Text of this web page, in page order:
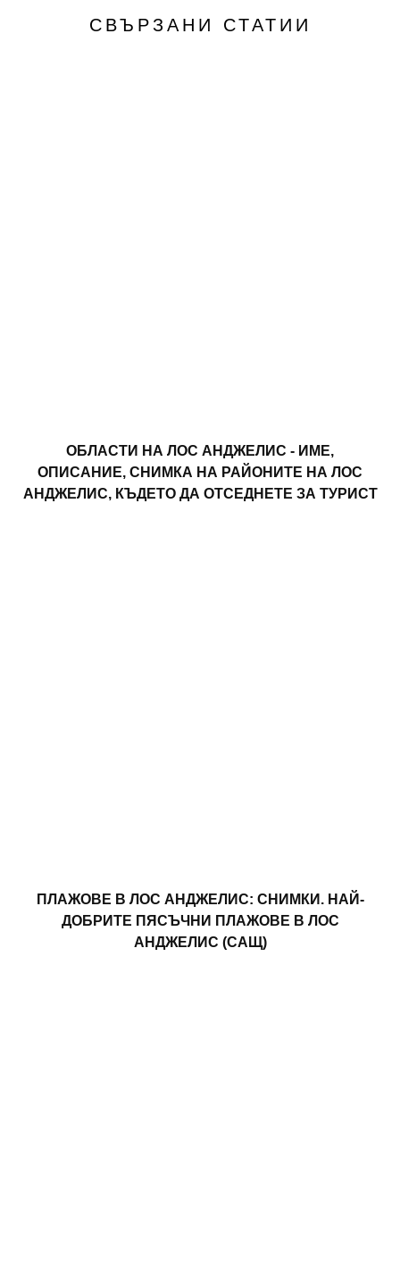
СВЪРЗАНИ СТАТИИ
ОБЛАСТИ НА ЛОС АНДЖЕЛИС - ИМЕ,
ОПИСАНИЕ, СНИМКА НА РАЙОНИТЕ НА ЛОС
АНДЖЕЛИС, КЪДЕТО ДА ОТСЕДНЕТЕ ЗА ТУРИСТ
ПЛАЖОВЕ В ЛОС АНДЖЕЛИС: СНИМКИ. НАЙ-
ДОБРИТЕ ПЯСЪЧНИ ПЛАЖОВЕ В ЛОС
АНДЖЕЛИС (САЩ)